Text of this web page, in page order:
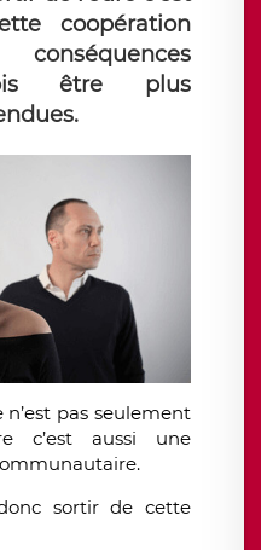
coopération
être plus
n’est pas seulement
c’est aussi une
sortir de cette